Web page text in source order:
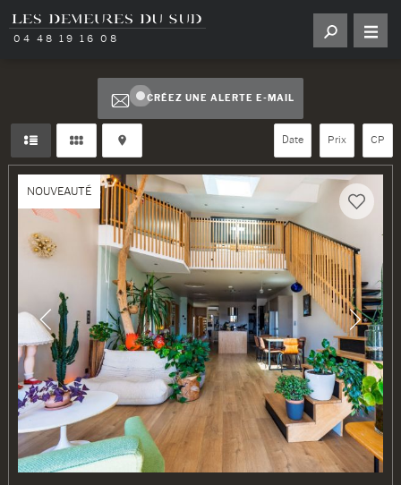
04 48 19 16 08
CRÉEZ UNE ALERTE E-MAIL
Date Prix CP
NOUVEAUTÉ